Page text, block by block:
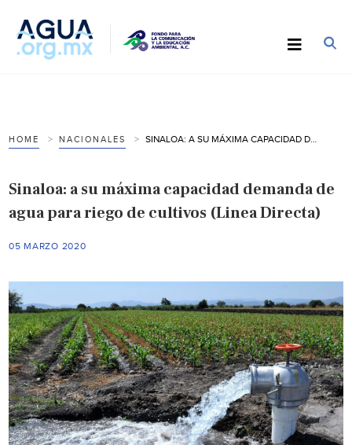
HOME NACIONALES
Sinaloa: a su máxima capacidad demanda de
agua para riego de cultivos (Linea Directa)
05 MARZO 2020